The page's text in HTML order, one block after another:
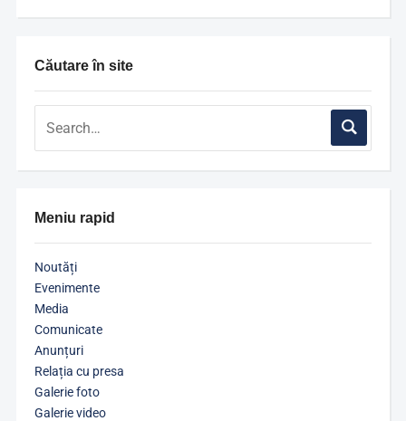
Căutare în site
Meniu rapid
Noutăți
Evenimente
Media
Comunicate
Anunțuri
Relația cu presa
Galerie foto
Galerie video